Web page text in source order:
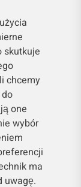
skutkuje
chcemy
one
wybór
ma
uwagę.